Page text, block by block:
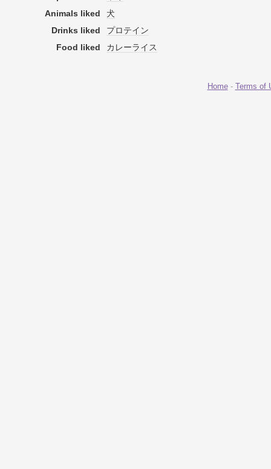
Animals liked
犬
Drinks liked
プロテイン
Food liked
カレーライス
Home- Terms of